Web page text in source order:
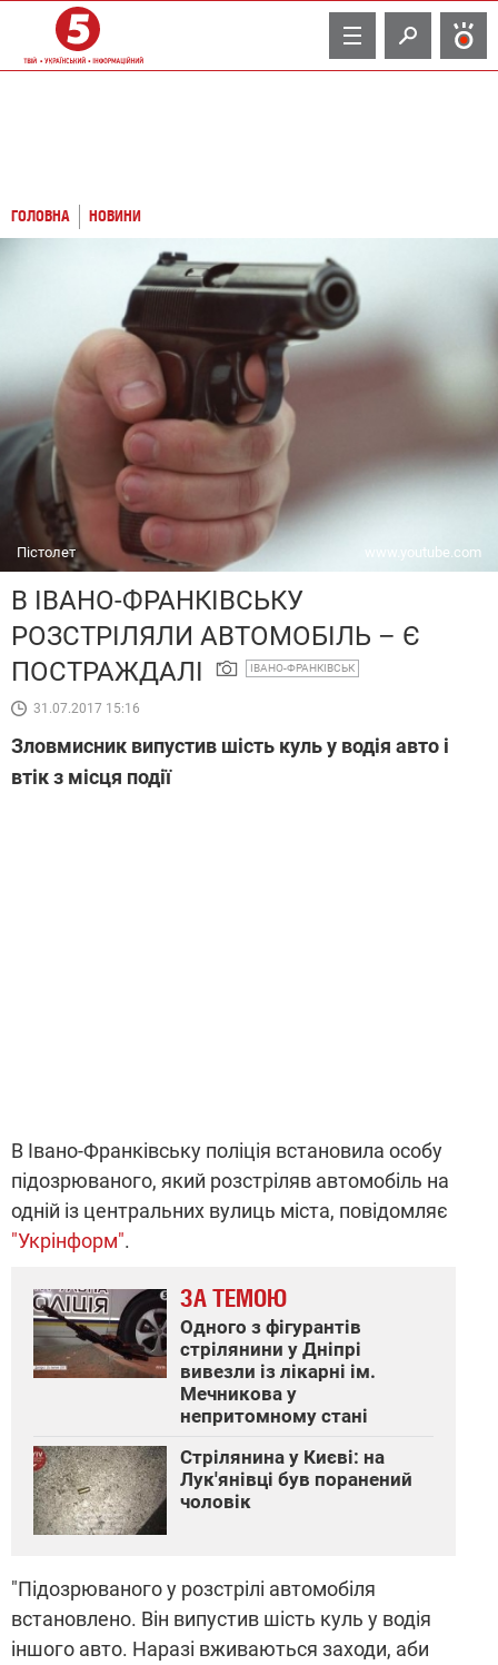
TV
ГОЛОВНА НОВИНИ
Пістолет www.youtube.com
В ІВАНО-ФРАНКІВСЬКУ
РОЗСТРІЛЯЛИ АВТОМОБІЛЬ – Є
ПОСТРАЖДАЛІ
ІВАНО-ФРАНКІВСЬК
31.07.2017 15:16
Зловмисник випустив шість куль у водія авто і
втік з місця події
В Івано-Франківську поліція встановила особу
підозрюваного, який розстріляв автомобіль на
одній із центральних вулиць міста, повідомляє
"Укрінформ".
ЗА ТЕМОЮ
Одного з фігурантів
стрілянини у Дніпрі
вивезли із лікарні ім.
Мечникова у
непритомному стані
Стрілянина у Києві: на
Лук'янівці був поранений
чоловік
"Підозрюваного у розстрілі автомобіля
встановлено. Він випустив шість куль у водія
іншого авто. Наразі вживаються заходи, аби